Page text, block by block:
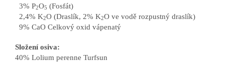
3% P2O5 (Fosfát)
2,4% K2O (Draslík, 2% K2O ve vodě rozpustný draslík)
9% CaO Celkový oxid vápenatý
Složení osiva:
40% Lolium perenne Turfsun